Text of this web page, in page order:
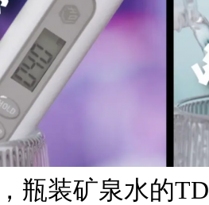
瓶装矿泉水的